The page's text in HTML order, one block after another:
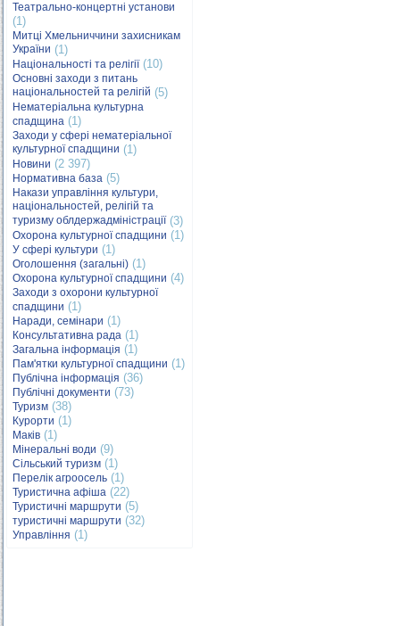
Театрально-концертні установи
(1)
Митці Хмельниччини захисникам
України (1)
Національності та релігії(10)
Основні заходи з питань
національностей та релігій (5)
Нематеріальна культурна
спадщина (1)
Заходи у сфері нематеріальної
культурної спадщини (1)
Новини (2 397)
Нормативна база (5)
Накази управління культури,
національностей, релігій та
туризму облдержадміністрації(3)
Охорона культурної спадщини (1)
У сфері культури (1)
Оголошення (загальні) (1)
Охорона культурної спадщини (4)
Заходи з охорони культурної
спадщини (1)
Наради, семінари (1)
Консультативна рада (1)
Загальна інформація (1)
Пам'ятки культурної спадщини (1)
Публічна інформація (36)
Публічні документи (73)
Туризм (38)
Курорти (1)
Маків (1)
Мінеральні води (9)
Сільський туризм (1)
Перелік агроосель (1)
Туристична афіша (22)
Туристичні маршрути (5)
туристичні маршрути (32)
Управління (1)